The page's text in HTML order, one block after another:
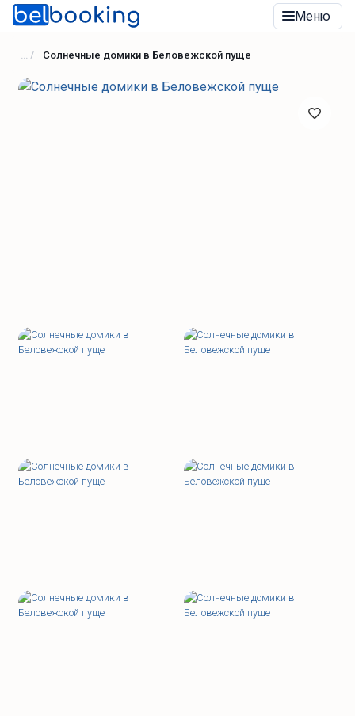
Меню
Солнечные домики в Беловежской пуще